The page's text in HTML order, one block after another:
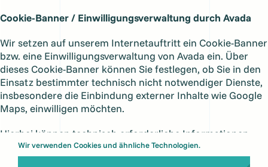
Cookie-Banner / Einwilligungsverwaltung durch Avada
Wir setzen auf unserem Internetauftritt ein Cookie-Banner
bzw. eine Einwilligungsverwaltung von Avada ein. Über
dieses Cookie-Banner können Sie festlegen, ob Sie in den
Einsatz bestimmter technisch nicht notwendiger Dienste,
insbesondere die Einbindung externer Inhalte wie Google
Maps, einwilligen möchten.
Hierbei können technisch erforderliche Informationen
verarbeitet werden, die zur Speicherung und Verwaltung
Ihrer Einwilligungsentscheidung notwendig sind. Dazu
Wir verwenden Cookies und ähnliche Technologien.